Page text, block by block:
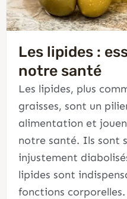
Les lipides :
notre santé
Les lipides, plus
graisses, sont un
alimentation et
notre santé. Ils sont
injustement
lipides sont
fonctions